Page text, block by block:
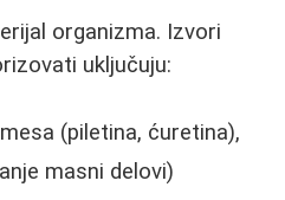
organizma. Izvori
uključuju:
(piletina, ćuretina),
masni delovi)